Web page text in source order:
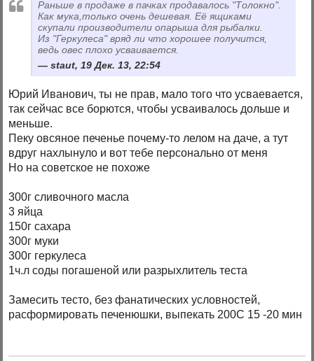
Раньше в продаже в пачках продавалось "Толокно".
Как мука,только очень дешевая. Её ящиками
скупали производители опарыша для рыбалки.
Из "Геркулеса" вряд ли что хорошее получится,
ведь овес плохо усваивается.
staut, 19 Дек. 13, 22:54
Юрий Иванович, ты не прав, мало того что усваевается,
так сейчас все борются, чтобы усваивалось дольше и
меньше.
Пеку овсяное печенье почему-то лелом на даче, а тут
вдруг нахлынуло и вот тебе персонально от меня
Но на советское не похоже
300г сливочного масла
3 яйца
150г сахара
300г муки
300г геркулеса
1ч.л соды погашеной или разрыхлитель теста
Замесить тесто, без фанатических условностей,
расформировать печенюшки, выпекать 200С 15 -20 мин